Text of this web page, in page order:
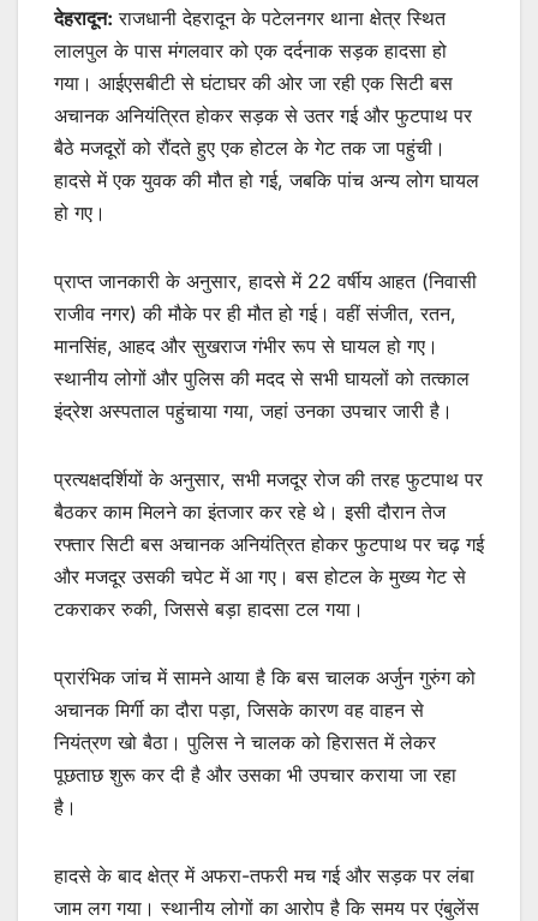
देहरादून: राजधानी देहरादून के पटेलनगर थाना क्षेत्र स्थित
लालपुल के पास मंगलवार को एक दर्दनाक सड़क हादसा हो
गया। आईएसबीटी से घंटाघर की ओर जा रही एक सिटी बस
अचानक अनियंत्रित होकर सड़क से उतर गई और फुटपाथ पर
बैठे मजदूरों को रौंदते हुए एक होटल के गेट तक जा पहुंची।
हादसे में एक युवक की मौत हो गई, जबकि पांच अन्य लोग घायल
हो गए।
प्राप्त जानकारी के अनुसार, हादसे में 22 वर्षीय आहत (निवासी
राजीव नगर) की मौके पर ही मौत हो गई। वहीं संजीत, रतन,
मानसिंह, आहद और सुखराज गंभीर रूप से घायल हो गए।
स्थानीय लोगों और पुलिस की मदद से सभी घायलों को तत्काल
इंद्रेश अस्पताल पहुंचाया गया, जहां उनका उपचार जारी है।
प्रत्यक्षदर्शियों के अनुसार, सभी मजदूर रोज की तरह फुटपाथ पर
बैठकर काम मिलने का इंतजार कर रहे थे। इसी दौरान तेज
रफ्तार सिटी बस अचानक अनियंत्रित होकर फुटपाथ पर चढ़ गई
और मजदूर उसकी चपेट में आ गए। बस होटल के मुख्य गेट से
टकराकर रुकी, जिससे बड़ा हादसा टल गया।
प्रारंभिक जांच में सामने आया है कि बस चालक अर्जुन गुरुंग को
अचानक मिर्गी का दौरा पड़ा, जिसके कारण वह वाहन से
नियंत्रण खो बैठा। पुलिस ने चालक को हिरासत में लेकर
पूछताछ शुरू कर दी है और उसका भी उपचार कराया जा रहा
है।
हादसे के बाद क्षेत्र में अफरा-तफरी मच गई और सड़क पर लंबा
जाम लग गया। स्थानीय लोगों का आरोप है कि समय पर एंबुलेंस